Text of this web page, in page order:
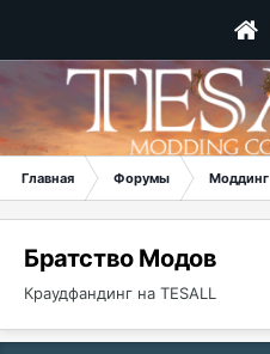
Главная Форумы Моддинг
Братство Модов
Краудфандинг на TESALL